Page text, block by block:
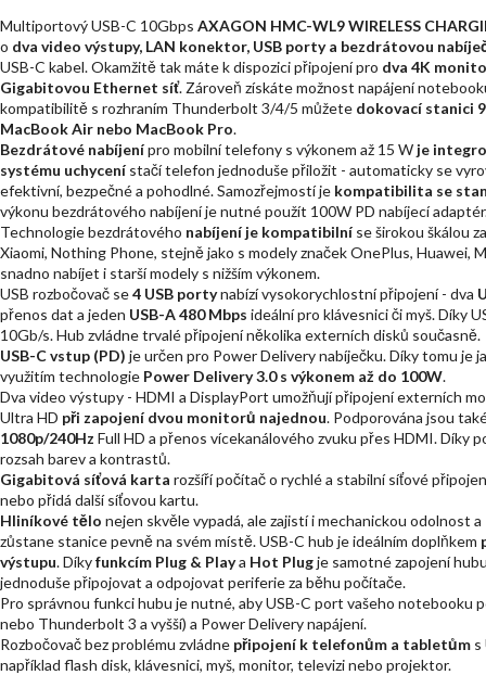
Multiportový USB-C 10Gbps AXAGON HMC-WL9 WIRELESS
o dva video výstupy, LAN konektor, USB porty a bezdrátovou
USB-C kabel. Okamžitě tak máte k dispozici připojení pro dva 4K
Gigabitovou Ethernet síť. Zároveň získáte možnost napájení
kompatibilitě s rozhraním Thunderbolt 3/4/5 můžete dokovací stanici
MacBook Air nebo MacBook Pro.
Bezdrátové nabíjenípro mobilní telefony s výkonem až 15 W je
systému uchycení stačí telefon jednoduše přiložit - automaticky se
efektivní, bezpečné a pohodlné. Samozřejmostí je kompatibilita se
výkonu bezdrátového nabíjení je nutné použít 100W PD nabíjecí
Technologie bezdrátového nabíjení je kompatibilní se širokou škálou
Xiaomi, Nothing Phone, stejně jako s modely značek OnePlus, Huawei,
snadno nabíjet i starší modely s nižším výkonem.
USB rozbočovač se4 USB portynabízí vysokorychlostní připojení - dva
přenos dat a jeden USB-A 480 Mbps ideální pro klávesnici či myš. Díky
10Gb/s. Hub zvládne trvalé připojení několika externích disků současně.
USB-C vstup (PD) je určen pro Power Delivery nabíječku. Díky tomu je
využitím technologie Power Delivery 3.0 s výkonem až do 100W.
Dva video výstupy - HDMI a DisplayPort umožňují připojení externích
Ultra HD při zapojení dvou monitorů najednou. Podporována jsou
1080p/240Hz Full HD a přenos vícekanálového zvuku přes HDMI. Díky
rozsah barev a kontrastů.
Gigabitová síťová karta rozšíří počítač o rychlé a stabilní síťové
nebo přidá další síťovou kartu.
Hliníkové tělo nejen skvěle vypadá, ale zajistí i mechanickou odolnost a
zůstane stanice pevně na svém místě. USB-C hub je ideálním doplňkem
výstupu. Díkyfunkcím Plug & Playa Hot Plugje samotné zapojení
jednoduše připojovat a odpojovat periferie za běhu počítače.
Pro správnou funkci hubu je nutné, aby USB-C port vašeho
nebo Thunderbolt 3 a vyšší) a Power Delivery napájení.
Rozbočovač bez problému zvládne připojení k telefonům a tabletům s
například flash disk, klávesnici, myš, monitor, televizi nebo projektor.